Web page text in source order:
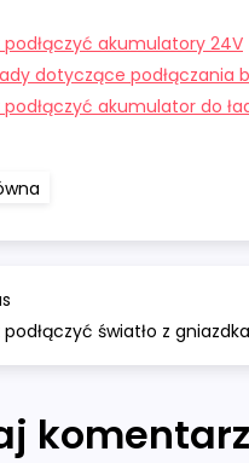
podłączyć akumulatory 24V
dotyczące podłączania
podłączyć akumulator do
podłączyć światło z gniazdka
komentarz